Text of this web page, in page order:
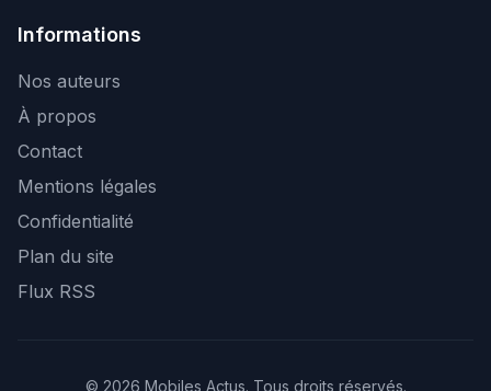
Informations
Nos auteurs
À propos
Contact
Mentions légales
Confidentialité
Plan du site
Flux RSS
© 2026 Mobiles Actus. Tous droits réservés.